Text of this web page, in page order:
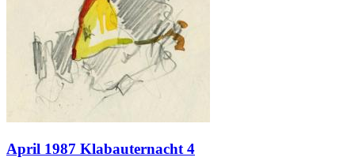
April 1987 Klabauternacht 4